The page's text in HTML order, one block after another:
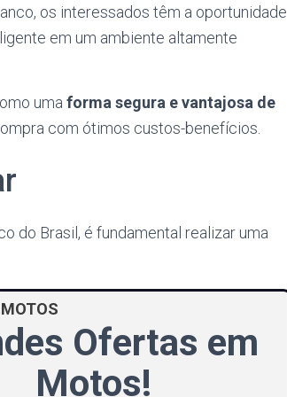
os interessados têm a oportunidade
em um ambiente altamente
uma forma segura e vantajosa de
com ótimos custos-benefícios.
do Brasil, é fundamental realizar uma
Ofertas em
Motos!